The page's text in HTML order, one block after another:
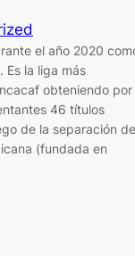
el año 2020
Es la liga más
obteniendo por
46 títulos
de la separación de
(fundada en